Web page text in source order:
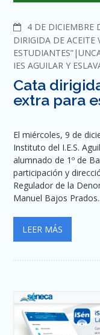
4 DE DICIEMBRE
DIRIGIDA DE ACEITE
ESTUDIANTES”
IES AGUILAR Y
Cata
extra para
El miércoles, 9 de
Instituto del I.E.S.
alumnado de 1º de
participación y
Regulador de la
Manuel Bajos
LEER MÁS